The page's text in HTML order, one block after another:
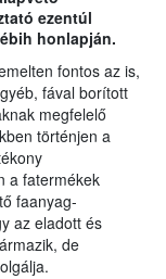
ezentúl
honlapján.
fontos az is,
fával borított
megfelelő
történjen a
a fatermékek
faanyag-
az eladott és
de